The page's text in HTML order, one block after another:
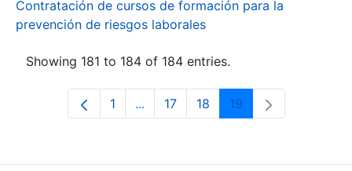
Contratación de cursos de formación para la
prevención de riesgos laborales
Showing 181 to 184 of 184 entries.
Page
1 ...Intermediate Pages Use TAB to
Page
17 Page
18 Page
19